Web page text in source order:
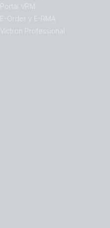
Portal VRM
E-Order y E-RMA
Victron Professional